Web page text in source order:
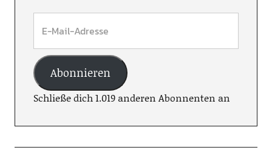
Abonnieren
Schließe dich 1.019 anderen Abonnenten an